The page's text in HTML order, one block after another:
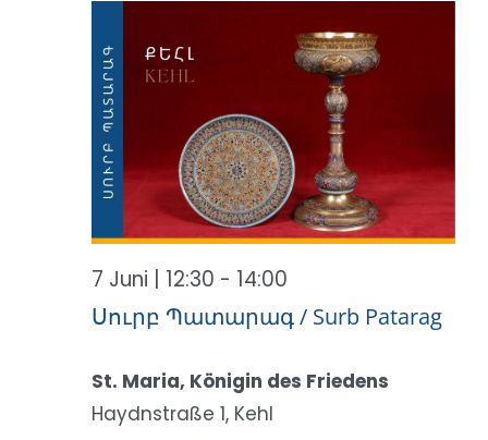
2026
Սուրբ Պատարագ / Surb Patarag
7 Juni | 12:30 - 14:00
St. Maria, Königin des Friedens
Haydnstraße 1, Kehl